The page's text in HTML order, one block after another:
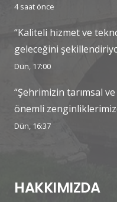
4 saat önce
“Kaliteli hizmet ve
geleceğini
Dün, 17:00
“Şehrimizin tarımsal
önemli
Dün, 16:37
HAKKIMIZDA